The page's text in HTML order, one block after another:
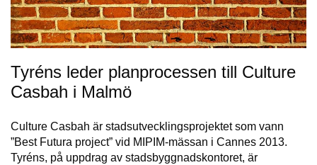
Tyréns leder planprocessen till Culture
Casbah i Malmö
Culture Casbah är stadsutvecklingsprojektet som vann
”Best Futura project” vid MIPIM-mässan i Cannes 2013.
Tyréns, på uppdrag av stadsbyggnadskontoret, är